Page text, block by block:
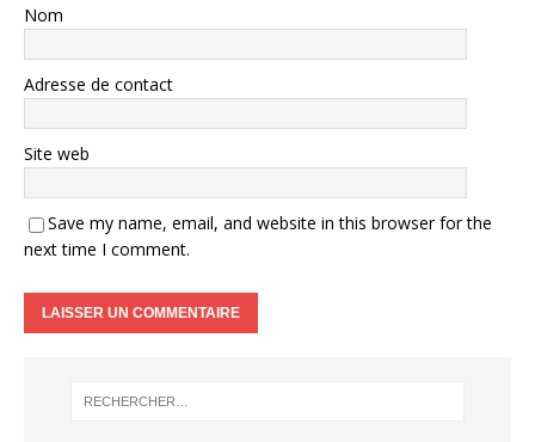
Nom
Adresse de contact
Site web
Save my name, email, and website in this browser for the
next time I comment.